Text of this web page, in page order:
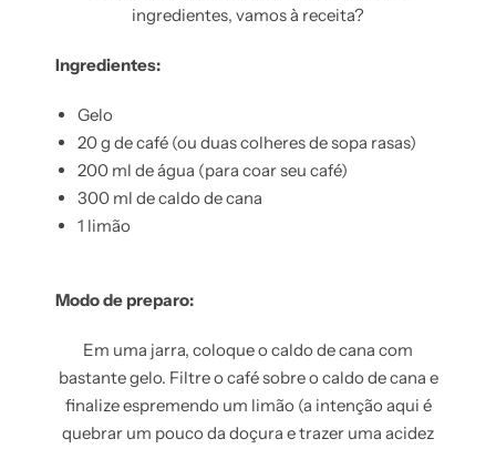
ingredientes, vamos à receita?
Ingredientes:
Gelo
20 g de café (ou duas colheres de sopa rasas)
200 ml de água (para coar seu café)
300 ml de caldo de cana
1 limão
Modo de preparo:
Em uma jarra, coloque o caldo de cana com
bastante gelo. Filtre o café sobre o caldo de cana e
finalize espremendo um limão (a intenção aqui é
quebrar um pouco da doçura e trazer uma acidez